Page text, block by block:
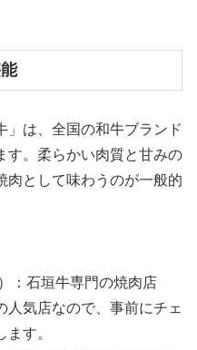
」は、全国の和牛ブランド
す。柔らかい肉質と甘みの
肉として味わうのが一般的
：石垣牛専門の焼肉店
人気店なので、事前にチェ
す。